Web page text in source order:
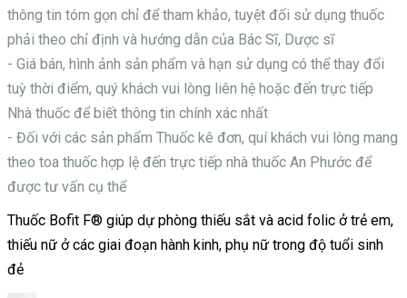
thông tin tóm gọn chỉ để tham khảo, tuyệt đối sử dụng thuốc
phải theo chỉ định và hướng dẫn của Bác Sĩ, Dược sĩ
- Giá bán, hình ảnh sản phẩm và hạn sử dụng có thể thay đổi
tuỳ thời điểm, quý khách vui lòng liên hệ hoặc đến trực tiếp
Nhà thuốc để biết thông tin chính xác nhất
- Đối với các sản phẩm Thuốc kê đơn, quí khách vui lòng mang
theo toa thuốc hợp lệ đến trực tiếp nhà thuốc An Phước để
được tư vấn cụ thể
Thuốc Bofit F® giúp dự phòng thiếu sắt và acid folic ở trẻ em,
thiếu nữ ở các giai đoạn hành kinh, phụ nữ trong độ tuổi sinh
đẻ